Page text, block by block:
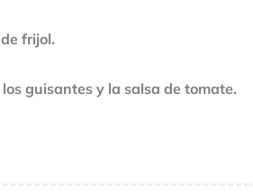
frijol.
guisantes y la salsa de tomate.